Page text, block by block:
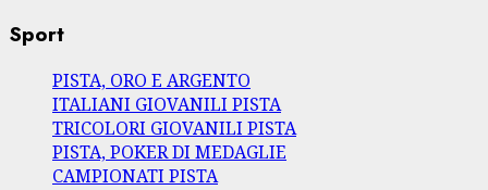
Sport
PISTA, ORO E ARGENTO
ITALIANI GIOVANILI PISTA
TRICOLORI GIOVANILI PISTA
PISTA, POKER DI MEDAGLIE
CAMPIONATI PISTA